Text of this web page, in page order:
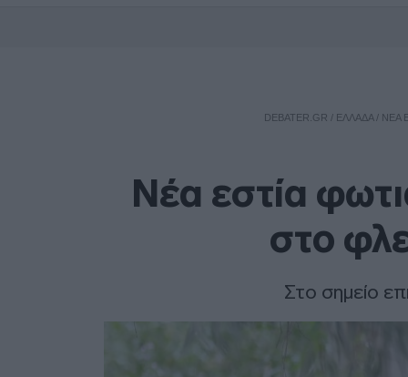
DEBATER.GR / ΕΛΛΑΔΑ/ ΝΈΑ
Νέα εστία
στο
Στο σημείο